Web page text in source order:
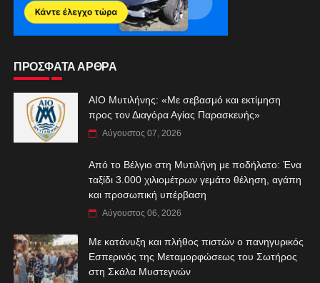
ΠΡΟΣΦΑΤΑ ΑΡΘΡΑ
ΑIO Μυτιλήνης: «Με σεβασμό και εκτίμηση
προς τον Διαγόρα Αγίας Παρασκευής»
Αύγουστος 07, 2026
Από το Βέλγιο στη Μυτιλήνη με ποδήλατο: Ένα
ταξίδι 3.000 χιλιομέτρων γεμάτο θέληση, αγάπη
και προσωπική υπέρβαση
Αύγουστος 06, 2026
Με κατάνυξη και πλήθος πιστών ο πανηγυρικός
Εσπερινός της Μεταμορφώσεως του Σωτήρος
στη Σκάλα Μυστεγνών